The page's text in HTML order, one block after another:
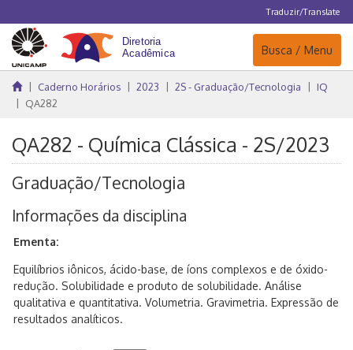
Traduzir/Translate
Navegação
Busca / Menu
Caderno Horários 2023 2S - Graduação/Tecnologia
IQ
QA282
QA282 - Química Clássica - 2S/2023
Graduação/Tecnologia
Informações da disciplina
Ementa:
Equilíbrios iônicos, ácido-base, de íons complexos e de óxido-
redução. Solubilidade e produto de solubilidade. Análise
qualitativa e quantitativa. Volumetria. Gravimetria. Expressão de
resultados analíticos.